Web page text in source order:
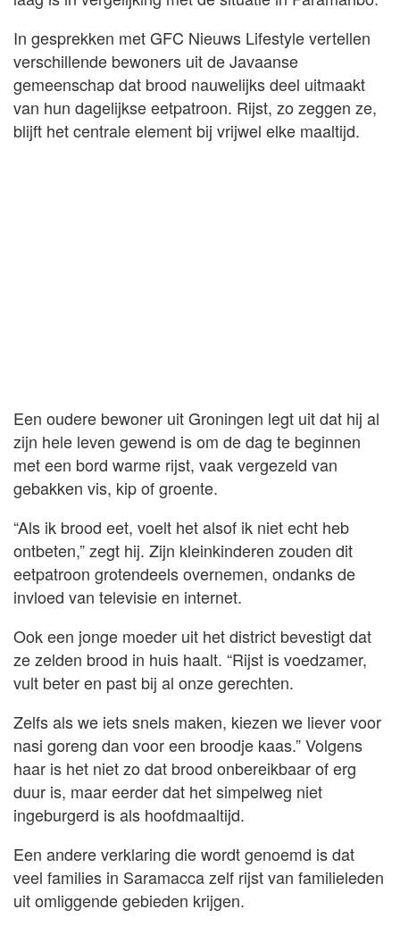
In gesprekken met GFC Nieuws Lifestyle vertellen
verschillende bewoners uit de Javaanse
gemeenschap dat brood nauwelijks deel uitmaakt
van hun dagelijkse eetpatroon. Rijst, zo zeggen ze,
blijft het centrale element bij vrijwel elke maaltijd.
Een oudere bewoner uit Groningen legt uit dat hij al
zijn hele leven gewend is om de dag te beginnen
met een bord warme rijst, vaak vergezeld van
gebakken vis, kip of groente.
“Als ik brood eet, voelt het alsof ik niet echt heb
ontbeten,” zegt hij. Zijn kleinkinderen zouden dit
eetpatroon grotendeels overnemen, ondanks de
invloed van televisie en internet.
Ook een jonge moeder uit het district bevestigt dat
ze zelden brood in huis haalt. “Rijst is voedzamer,
vult beter en past bij al onze gerechten.
Zelfs als we iets snels maken, kiezen we liever voor
nasi goreng dan voor een broodje kaas.” Volgens
haar is het niet zo dat brood onbereikbaar of erg
duur is, maar eerder dat het simpelweg niet
ingeburgerd is als hoofdmaaltijd.
Een andere verklaring die wordt genoemd is dat
veel families in Saramacca zelf rijst van familieleden
uit omliggende gebieden krijgen.